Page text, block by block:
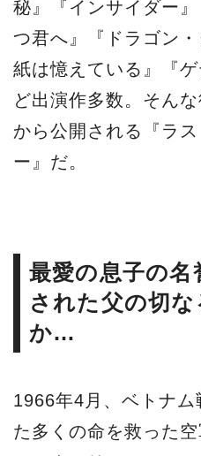
秘』『インサイダー
つ君へ』『ドラゴン
紙は憶えている』『
ど出演作多数。そん
から公開される『ラ
ー』だ。
最愛の息子の
された父の切
か…
1966年4月、ベトナ
た多くの命を救った